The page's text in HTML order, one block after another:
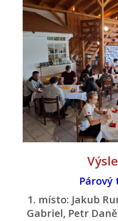
1. místo: Jakub
Gabriel, Petr